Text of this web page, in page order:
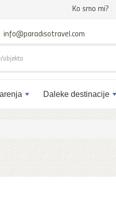
Ko smo mi?
Daleke destinacije
info@paradisotravel.com